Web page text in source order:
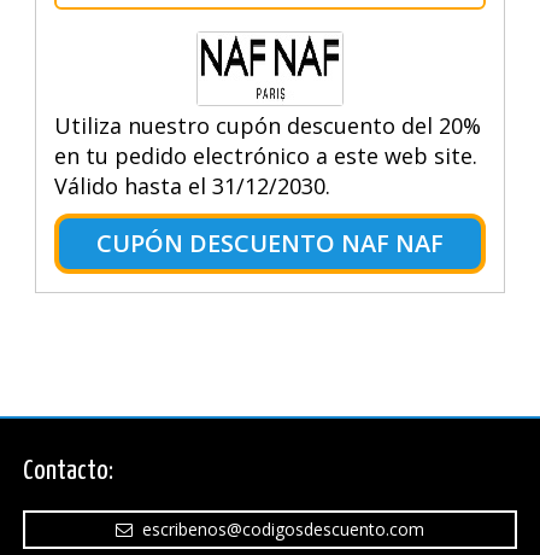
Utiliza nuestro cupón descuento del 20%
en tu pedido electrónico a este web site.
Válido hasta el 31/12/2030.
CUPÓN DESCUENTO NAF NAF
Contacto:
escribenos@codigosdescuento.com